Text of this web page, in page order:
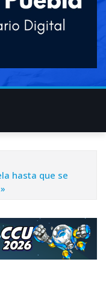
hasta que se